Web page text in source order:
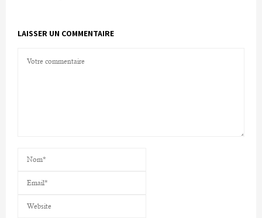
LAISSER UN COMMENTAIRE